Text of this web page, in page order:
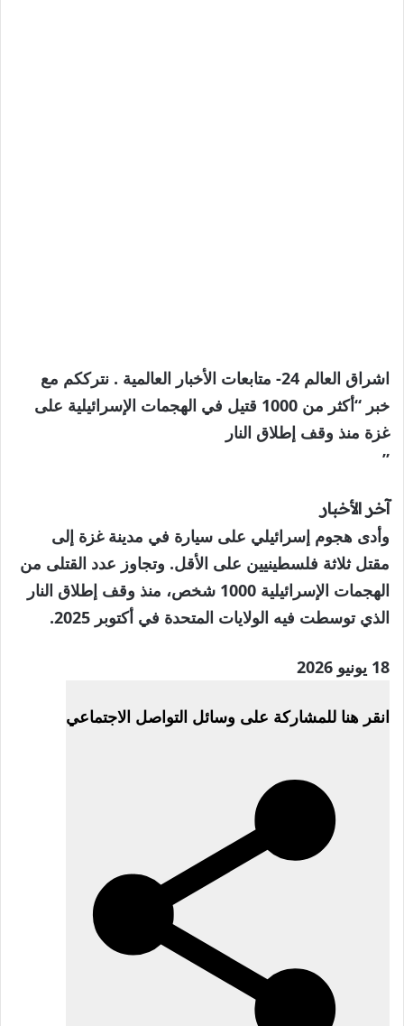
اشراق العالم 24- متابعات الأخبار العالمية . نترككم مع
خبر “أكثر من 1000 قتيل في الهجمات الإسرائيلية على
غزة منذ وقف إطلاق النار
”
آخر الأخبار
وأدى هجوم إسرائيلي على سيارة في مدينة غزة إلى
مقتل ثلاثة فلسطينيين على الأقل. وتجاوز عدد القتلى من
الهجمات الإسرائيلية 1000 شخص، منذ وقف إطلاق النار
الذي توسطت فيه الولايات المتحدة في أكتوبر 2025.
تم
بتاريخ
18 يونيو 2026
انقر هنا للمشاركة على وسائل التواصل الاجتماعي